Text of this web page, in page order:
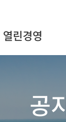
열린경영
공